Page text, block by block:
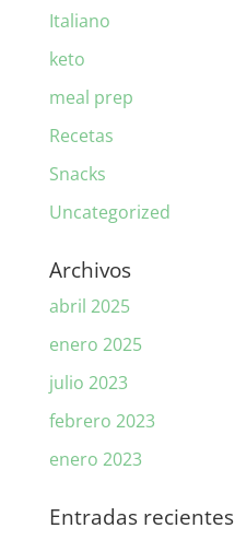
Italiano
keto
meal prep
Recetas
Snacks
Uncategorized
Archivos
abril 2025
enero 2025
julio 2023
febrero 2023
enero 2023
Entradas recientes